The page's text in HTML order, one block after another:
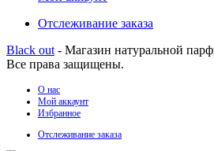
Отслеживание заказа
Black out - Магазин натуральной
Все права защищены.
О нас
Мой аккаунт
Избранное
Отслеживание заказа